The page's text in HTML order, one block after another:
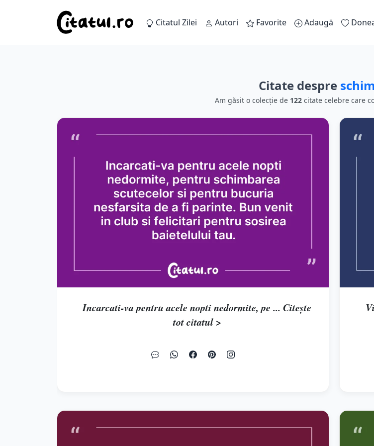
Citatul Zilei Autori Favorite Adaugă
Citate despre
Am găsit o colecție de 122citate celebre care
Incarcati-va pentru acele nopti nedormite, pe ... Citește
tot citatul >